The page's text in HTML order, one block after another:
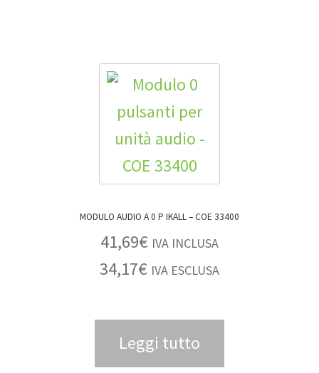
MODULO AUDIO A 0 P IKALL – COE 33400
41,69€ IVA INCLUSA
34,17€ IVA ESCLUSA
Leggi tutto